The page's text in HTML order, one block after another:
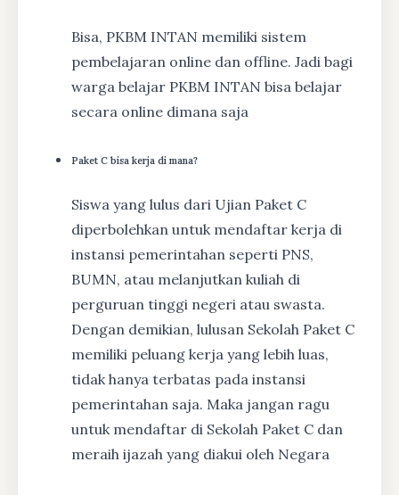
Bisa, PKBM INTAN memiliki sistem
pembelajaran online dan offline. Jadi bagi
warga belajar PKBM INTAN bisa belajar
secara online dimana saja
Paket C bisa kerja di mana?
Siswa yang lulus dari Ujian Paket C
diperbolehkan untuk mendaftar kerja di
instansi pemerintahan seperti PNS,
BUMN, atau melanjutkan kuliah di
perguruan tinggi negeri atau swasta.
Dengan demikian, lulusan Sekolah Paket C
memiliki peluang kerja yang lebih luas,
tidak hanya terbatas pada instansi
pemerintahan saja. Maka jangan ragu
untuk mendaftar di Sekolah Paket C dan
meraih ijazah yang diakui oleh Negara